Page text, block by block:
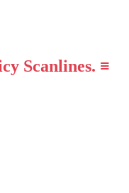
Scanlines. ≡